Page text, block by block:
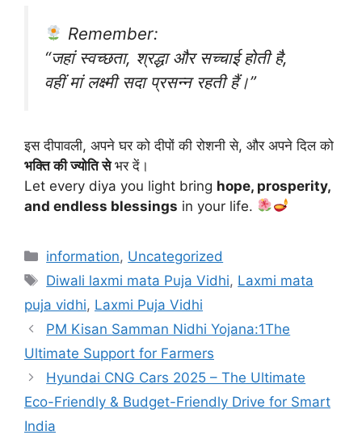
Remember:
“जहां स्वच्छता, श्रद्धा और सच्चाई होती है,
वहीं मां लक्ष्मी सदा प्रसन्न रहती हैं।”
इस दीपावली, अपने घर को दीपों की रोशनी से, और अपने दिल को
भक्ति की ज्योति सेभर दें।
Let every diya you light bring hope, prosperity,
and endless blessings in your life.
Categories
information, Uncategorized
Tags
Diwali laxmi mata Puja Vidhi, Laxmi mata
puja vidhi, Laxmi Puja Vidhi
PM Kisan Samman Nidhi Yojana:1The
Ultimate Support for Farmers
Hyundai CNG Cars 2025 – The Ultimate
Eco-Friendly & Budget-Friendly Drive for Smart
India